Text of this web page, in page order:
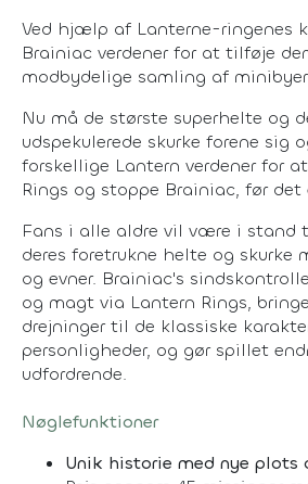
Ved hjælp af Lanterne-ringenes
Brainiac verdener for at tilføje
modbydelige samling af
Nu må de største superhelte og
udspekulerede skurke forene sig
forskellige Lantern verdener for
Rings og stoppe Brainiac, før det
Fans i alle aldre vil være i stand
deres foretrukne helte og skurke
og evner. Brainiac's
og magt via Lantern Rings,
drejninger til de klassiske
personligheder, og gør spillet
udfordrende.
Nøglefunktioner
Unik historie med nye plots